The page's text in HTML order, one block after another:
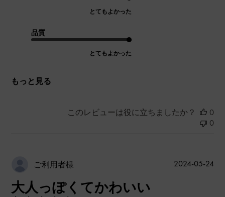
とてもよかった
品質
とてもよかった
もっと見る
このレビューは役に立ちましたか？
0
0
ご利用者様
大人っぽくてかわいい
公
2024-05-24